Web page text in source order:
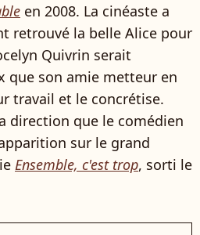
en 2008. La cinéaste a
retrouvé la belle Alice pour
Quivrin serait
que son amie metteur en
travail et le concrétise.
direction que le comédien
sur le grand
Ensemble, c'est trop, sorti le